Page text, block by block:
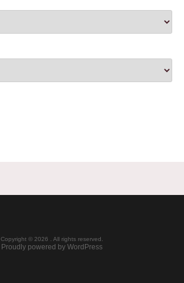
Copyright © 2026 . All rights reserved.
Proudly powered by WordPress